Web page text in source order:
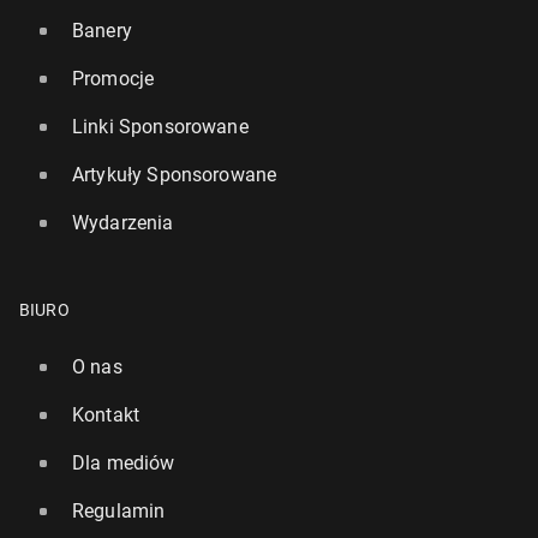
Al Pacino dwu­krot­nie zban­kru­to­wał. Stracił 50 mln
20 października 2024, 09:00
Ekspert od dłu­go­wiecz­no­ści radzi, o jakiej porze
jeść kolację
Banery
Promocje
Linki Sponsorowane
Artykuły Sponsorowane
Wydarzenia
BIURO
O nas
Kontakt
Dla mediów
Regulamin